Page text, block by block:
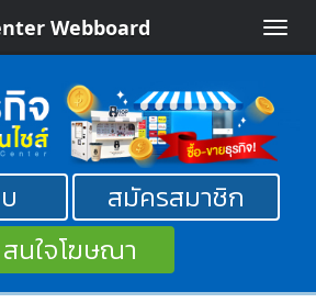
Toggle
Webboard
สมัครสมาชิก
สนใจโฆษณา